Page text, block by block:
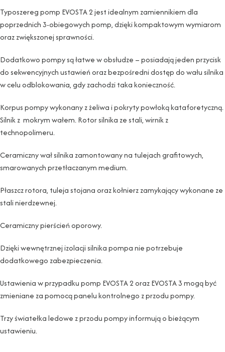
Typoszereg pomp EVOSTA 2 jest idealnym zamiennikiem dla
poprzednich 3-obiegowych pomp, dzięki kompaktowym wymiarom
oraz zwiększonej sprawności.
Dodatkowo pompy są łatwe w obsłudze – posiadają jeden przycisk
do sekwencyjnych ustawień oraz bezpośredni dostęp do wału silnika
w celu odblokowania, gdy zachodzi taka konieczność.
Korpus pompy wykonany z żeliwa i pokryty powłoką kataforetyczną.
Silnik z mokrym wałem. Rotor silnika ze stali, wirnik z
technopolimeru.
Ceramiczny wał silnika zamontowany na tulejach grafitowych,
smarowanych przetłaczanym medium.
Płaszcz rotora, tuleja stojana oraz kołnierz zamykający wykonane ze
stali nierdzewnej.
Ceramiczny pierścień oporowy.
Dzięki wewnętrznej izolacji silnika pompa nie potrzebuje
dodatkowego zabezpieczenia.
Ustawienia w przypadku pomp EVOSTA 2 oraz EVOSTA 3 mogą być
zmieniane za pomocą panelu kontrolnego z przodu pompy.
Trzy światełka ledowe z przodu pompy informują o bieżącym
ustawieniu.